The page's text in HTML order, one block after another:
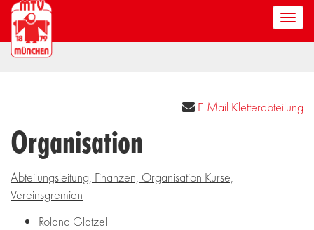
 E-Mail Kletterabteilung
Organisation
Abteilungsleitung, Finanzen, Organisation Kurse,
Vereinsgremien
Roland Glatzel